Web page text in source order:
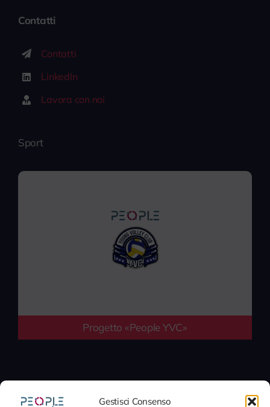
Gestisci Consenso
Contatti
Contatti
LinkedIn
Lavora con noi
Sport
Progetto «People YVC»